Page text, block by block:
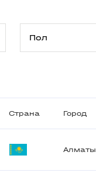
Страна Город
Алматы